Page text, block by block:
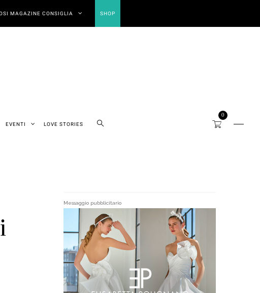
MAGAZINE CONSIGLIA SHOP
EVENTI LOVE STORIES
0
Messaggio pubblicitario